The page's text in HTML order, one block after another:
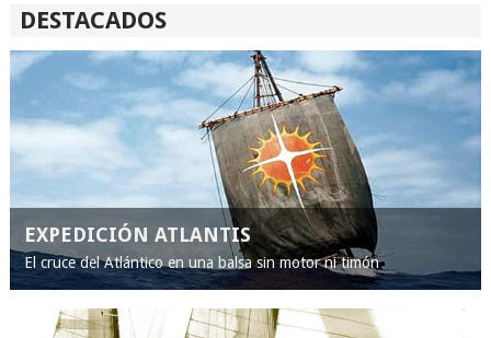
DESTACADOS
EXPEDICIÓN ATLANTIS
El cruce del Atlántico en una balsa sin motor ni timón